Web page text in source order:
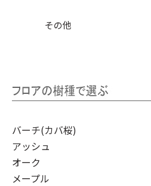
その他
バーチ(カバ桜)
アッシュ
オーク
メープル